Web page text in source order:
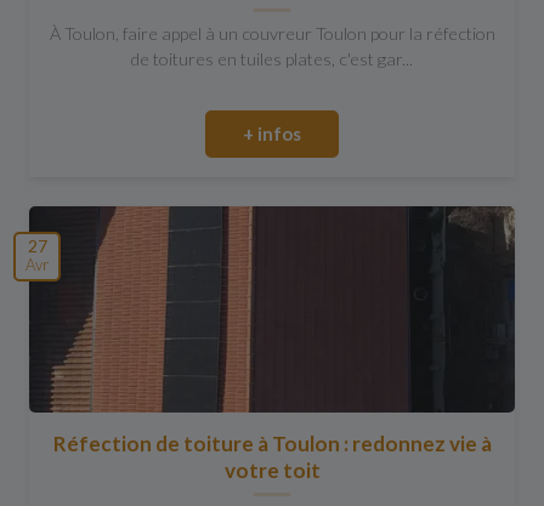
À Toulon, faire appel à un couvreur Toulon pour la réfection
de toitures en tuiles plates, c'est gar...
+ infos
27
Avr
Réfection de toiture à Toulon : redonnez vie à
votre toit